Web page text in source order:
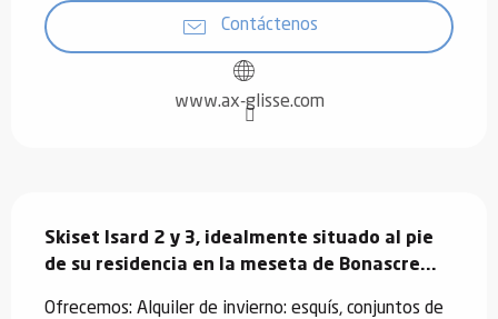
Contáctenos
www.ax-glisse.com
Skiset Isard 2 y 3, idealmente situado al pie
de su residencia en la meseta de Bonascre...
Ofrecemos: Alquiler de invierno: esquís, conjuntos de